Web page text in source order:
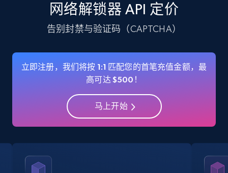
网络解锁器 API 定价
告别封禁与验证码（CAPTCHA）
立即注册，我们将按 1:1 匹配您的首笔充值金额，最
高可达 $500！
马上开始